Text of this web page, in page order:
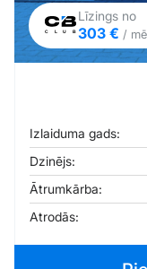
Līzings no
303 € /
Izlaiduma gads:
Dzinējs:
Ātrumkārba:
Atrodās: